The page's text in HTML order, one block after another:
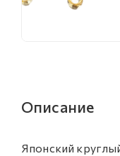
Описание
Японский